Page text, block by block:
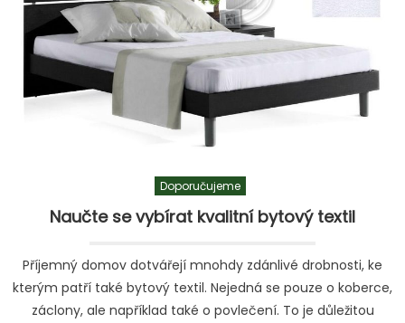
Doporučujeme
Naučte se vybírat kvalitní bytový textil
Příjemný domov dotvářejí mnohdy zdánlivé drobnosti, ke
kterým patří také bytový textil. Nejedná se pouze o koberce,
záclony, ale například také o povlečení. To je důležitou